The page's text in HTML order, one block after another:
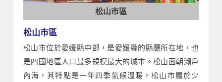
松山市區
松山市區
松山市位於愛媛縣中部，是愛媛縣的縣廳所在地，也
是四國地區人口最多規模最大的城市。松山面朝瀨戶
內海，其特點是一年四季氣候溫暖，松山市屬於少